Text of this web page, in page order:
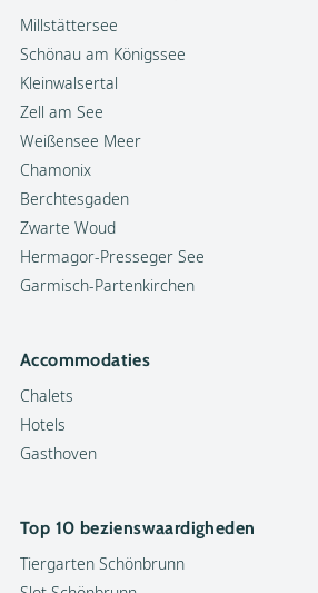
Millstättersee
Schönau am Königssee
Kleinwalsertal
Zell am See
Weißensee Meer
Chamonix
Berchtesgaden
Zwarte Woud
Hermagor-Presseger See
Garmisch-Partenkirchen
Accommodaties
Chalets
Hotels
Gasthoven
Top 10 bezienswaardigheden
Tiergarten Schönbrunn